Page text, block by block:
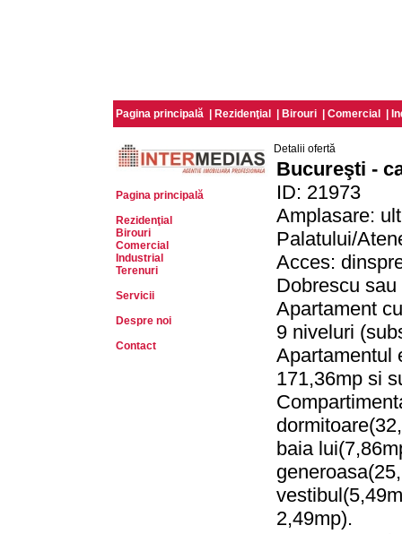
Pagina principală Rezidenţial Birouri Comercial
Pagina principală
Rezidenţial
Birouri
Comercial
Industrial
Terenuri
Servicii
Despre noi
Contact
Detalii ofertă
Bucureşti -
ID: 21973
Amplasare:
Palatului/
Acces:
Dobrescu
Apartament
9 niveluri
Apartamentul
171,36mp si
baia
2,49mp).